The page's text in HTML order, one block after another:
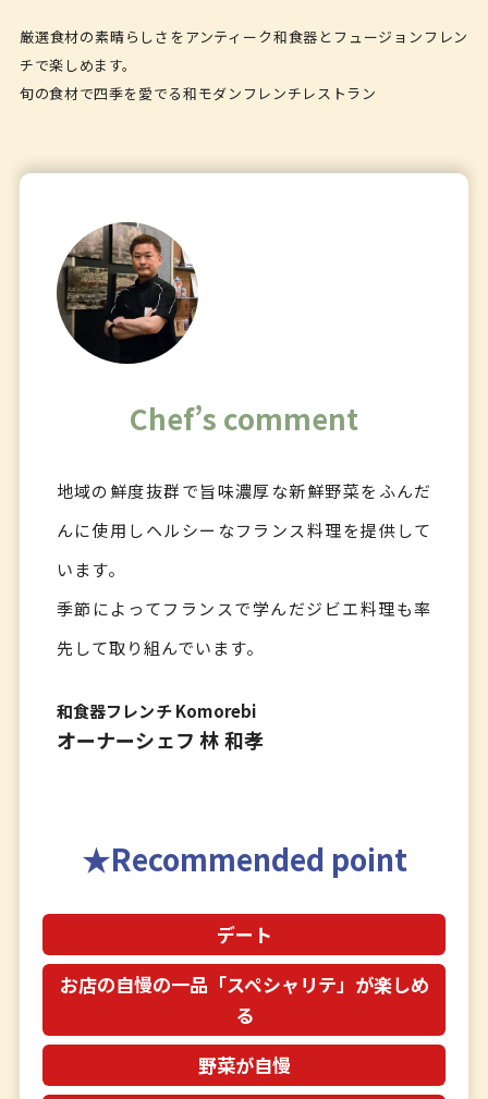
厳選食材の素晴らしさをアンティーク和食器とフュージョンフレン
チで楽しめます。
旬の食材で四季を愛でる和モダンフレンチレストラン
Chef’s comment
地域の鮮度抜群で旨味濃厚な新鮮野菜をふんだ
んに使用しヘルシーなフランス料理を提供して
います。
季節によってフランスで学んだジビエ料理も率
先して取り組んでいます。
和食器フレンチ Komorebi
オーナーシェフ 林 和孝
Recommended point
デート
お店の自慢の一品「スペシャリテ」が楽しめ
る
野菜が自慢